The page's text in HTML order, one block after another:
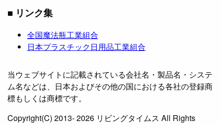
■ リンク集
全国魔法瓶工業組合
日本プラスチック日用品工業組合
当ウェブサイトに記載されている会社名・製品名・システ
ム名などは、日本およびその他の国における各社の登録商
標もしくは商標です。
Copyright(C) 2013- 2026 リビングタイムス All Rights